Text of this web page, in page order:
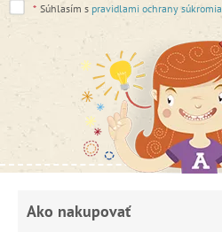
* Súhlasím s pravidlami ochrany súkromia
Ako nakupovať